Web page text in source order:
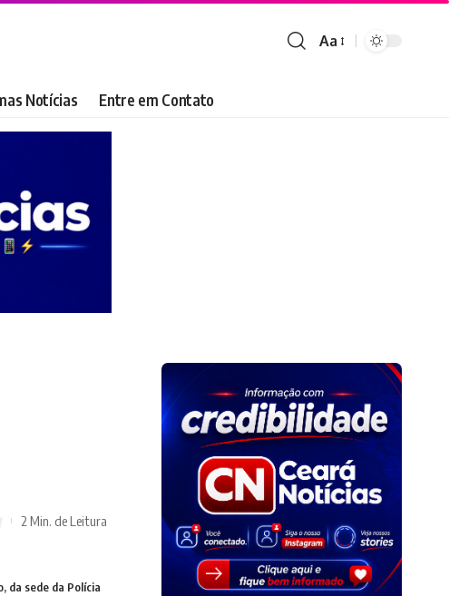
Font
Aa
Notícias Entre em Contato
2 Min. de Leitura
da sede da Polícia